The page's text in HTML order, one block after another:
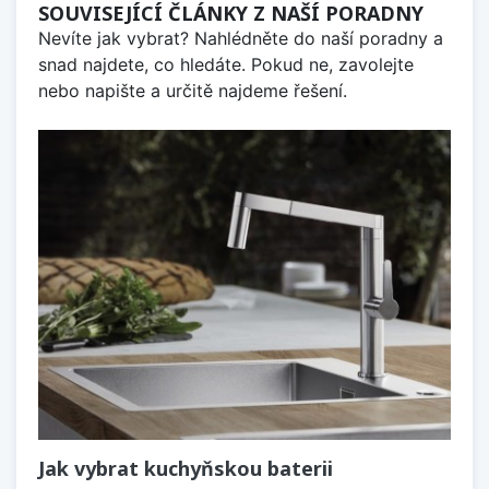
SOUVISEJÍCÍ ČLÁNKY Z NAŠÍ PORADNY
Nevíte jak vybrat? Nahlédněte do naší poradny a
snad najdete, co hledáte. Pokud ne, zavolejte
nebo napište a určitě najdeme řešení.
Jak vybrat kuchyňskou baterii